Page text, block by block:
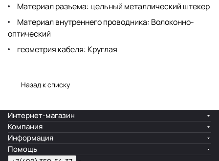
Материал разъема: цельный металлический штекер
Материал внутреннего проводника: Волоконно-
оптический
геометрия кабеля: Круглая
Назад к списку
Интернет-магазин
Компания
Информация
Помощь